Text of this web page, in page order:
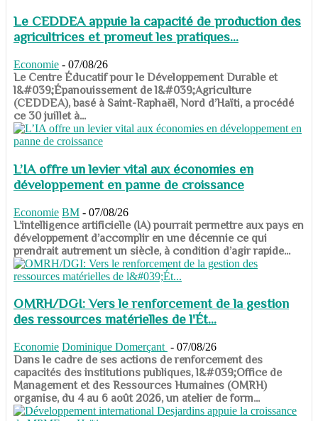
Le CEDDEA appuie la capacité de production des
agricultrices et promeut les pratiques...
Economie - 07/08/26
​​​​​​​Le Centre Éducatif pour le Développement Durable et
l&#039;Épanouissement de l&#039;Agriculture
(CEDDEA), basé à Saint-Raphaël, Nord d’Haïti, a procédé
ce 30 juillet à...
L’IA offre un levier vital aux économies en
développement en panne de croissance
Economie BM - 07/08/26
​​​​​​​L’intelligence artificielle (IA) pourrait permettre aux pays en
développement d’accomplir en une décennie ce qui
prendrait autrement un siècle, à condition d’agir rapide...
OMRH/DGI: Vers le renforcement de la gestion
des ressources matérielles de l'Ét...
Economie Dominique Domerçant - 07/08/26
Dans le cadre de ses actions de renforcement des
capacités des institutions publiques, l&#039;Office de
Management et des Ressources Humaines (OMRH)
organise, du 4 au 6 août 2026, un atelier de form...